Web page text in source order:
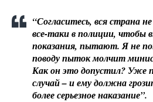
“Согласитесь, вся страна
все-таки в полиции, чтобы
показания, пытают. Я не
поводу пыток молчит
Как он это допустил? Уже
случай – и ему должна
более серьезное наказание”.